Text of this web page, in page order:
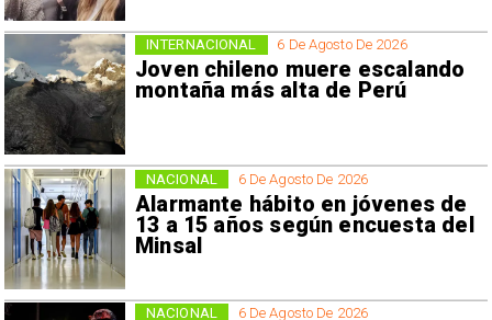
6 De Agosto De 2026
Joven chileno muere escalando
montaña más alta de Perú
INTERNACIONAL
6 De Agosto De 2026
Alarmante hábito en jóvenes de
13 a 15 años según encuesta del
Minsal
NACIONAL
6 De Agosto De 2026
NACIONAL